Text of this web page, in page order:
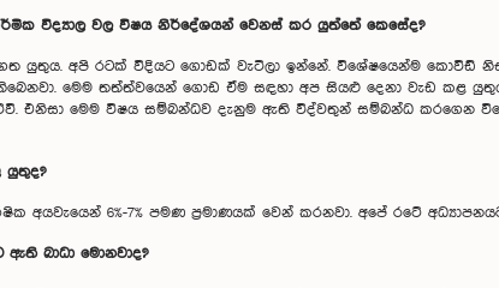
විද්‍යාල වල විෂය නිර්දේශයන් වෙනස් කර යුත්තේ කෙසේද?
යුතුය. අපි රටක් විදියට ගොඩක් වැටිලා ඉන්නේ. විශේෂයෙන්ම කොවිඩ්
මෙම තත්ත්වයෙන් ගොඩ ඒම සඳහා අප සියළු දෙනා වැඩ කළ
එනිසා මෙම විෂය සම්බන්ධව දැනුම ඇති විද්වතුන් සම්බන්ධ කරගෙන
යුතුද?
අයවැයෙන් 6%-7% පමණ ප්‍රමාණයක් වෙන් කරනවා. අපේ රටේ
බාධා මොනවාද?